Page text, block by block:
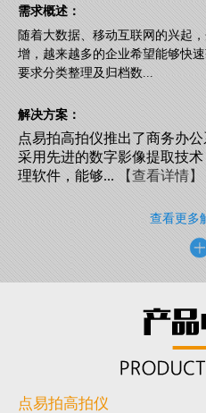
需求概述：
随着大数据、移动互联网的兴起
增，越来越多的企业希望能够快
要求分类整理及归档数...
解决方案：
点易拍高拍仪推出了商务办
采用先进的数字影像提取技
理软件，能够...【查看详情】
查看更多
点易拍高拍仪